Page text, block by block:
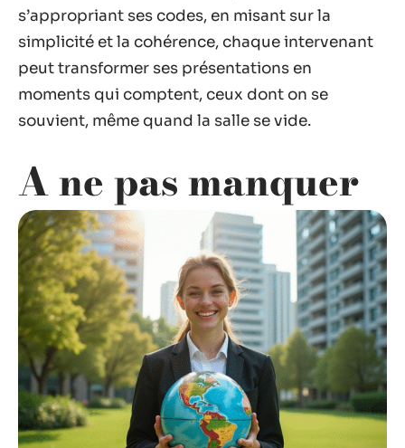
s’appropriant ses codes, en misant sur la
simplicité et la cohérence, chaque intervenant
peut transformer ses présentations en
moments qui comptent, ceux dont on se
souvient, même quand la salle se vide.
A ne pas manquer